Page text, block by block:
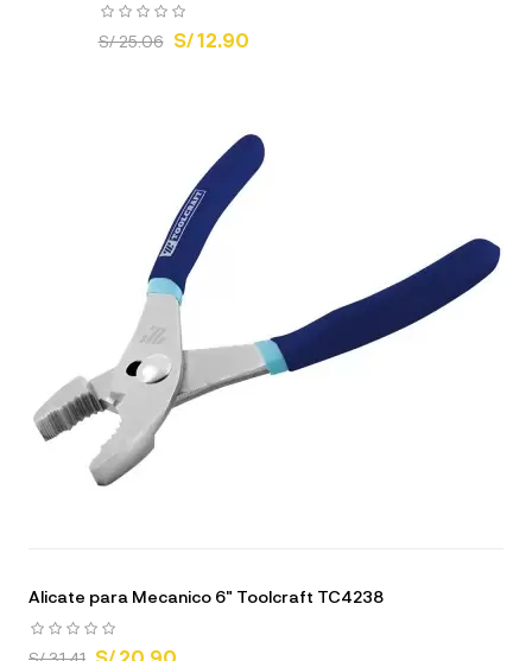
S/ 25.06 S/ 12.90
Alicate para Mecanico 6" Toolcraft TC4238